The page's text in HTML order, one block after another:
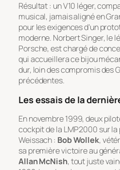
Résultat : un V10 léger,
musical, jamais aligné en
pour les exigences d’un
moderne. Norbert Singer, le
Porsche, est chargé de
qui accueillera ce bijou
dur, loin des compromis des
précédentes.
Les essais de la
En novembre 1999, deux
cockpit de la LMP2000 sur la
Weissach : Bob Wollek,
sa première victoire au
Allan McNish, tout juste